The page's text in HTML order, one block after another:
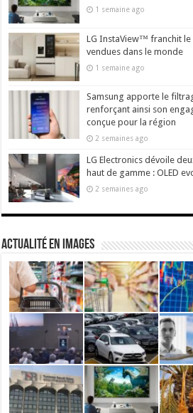
1 semaine ago
LG InstaView™ franchit le
vendues dans le monde
1 semaine ago
Samsung apporte le
renforçant ainsi son
conçue pour la région
2 semaines ago
LG Electronics dévoile
haut de gamme : OLED
2 semaines ago
actualité en images